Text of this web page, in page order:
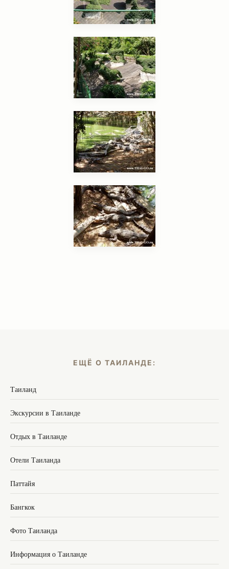
ЕЩЁ О ТАИЛАНДЕ:
Таиланд
Экскурсии в Таиланде
Отдых в Таиланде
Отели Таиланда
Паттайя
Бангкок
Фото Таиланда
Информация о Таиланде